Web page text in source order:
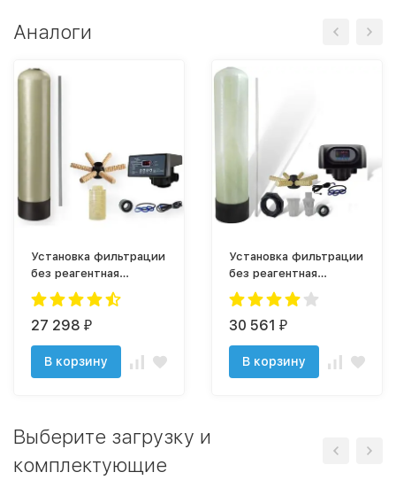
Аналоги
Установка фильтрации
без реагентная
1465/F75Q1
27 298 ₽
В корзину
Установка фильтрации
без реагентная
1465/F75A1
30 561 ₽
В корзину
Выберите загрузку и
комплектующие